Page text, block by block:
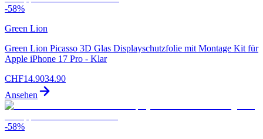
-58%
Green Lion
Green Lion Picasso 3D Glas Displayschutzfolie mit Montage Kit für
Apple iPhone 17 Pro - Klar
CHF14.9034.90
Ansehen
-58%